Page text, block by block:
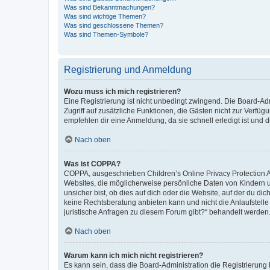
Was sind Bekanntmachungen?
Was sind wichtige Themen?
Was sind geschlossene Themen?
Was sind Themen-Symbole?
Registrierung und Anmeldung
Wozu muss ich mich registrieren?
Eine Registrierung ist nicht unbedingt zwingend. Die Board-
Zugriff auf zusätzliche Funktionen, die Gästen nicht zur
empfehlen dir eine Anmeldung, da sie schnell erledigt ist und
Nach oben
Was ist COPPA?
COPPA, ausgeschrieben Children’s Online Privacy
Websites, die möglicherweise persönliche Daten von
unsicher bist, ob dies auf dich oder die Website, auf der du
keine Rechtsberatung anbieten kann und nicht die
juristische Anfragen zu diesem Forum gibt?“ behandelt werden.
Nach oben
Warum kann ich mich nicht registrieren?
Es kann sein, dass die Board-Administration die